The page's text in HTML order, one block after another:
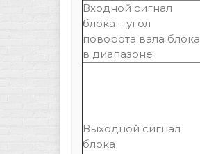
Входной сигнал
блока – угол
поворота вала блока
в диапазоне
Выходной сигнал
блока